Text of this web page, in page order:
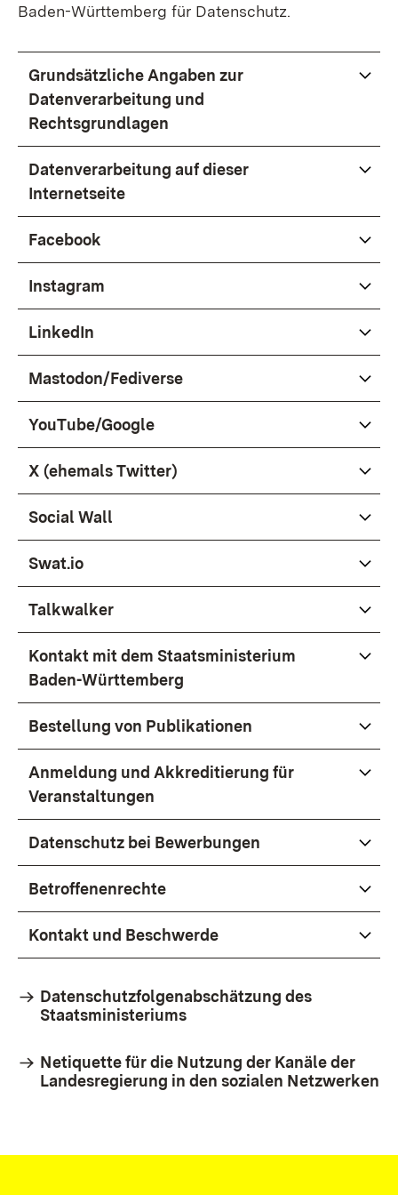
Baden-Württemberg für Datenschutz.
Grundsätzliche Angaben zur
Datenverarbeitung und
Rechtsgrundlagen
Datenverarbeitung auf dieser
Internetseite
Facebook
Instagram
LinkedIn
Mastodon/Fediverse
YouTube/Google
X (ehemals Twitter)
Social Wall
Swat.io
Talkwalker
Kontakt mit dem Staatsministerium
Baden-Württemberg
Bestellung von Publikationen
Anmeldung und Akkreditierung für
Veranstaltungen
Datenschutz bei Bewerbungen
Betroffenenrechte
Kontakt und Beschwerde
Datenschutzfolgenabschätzung des
Staatsministeriums
Netiquette für die Nutzung der Kanäle der
Landesregierung in den sozialen Netzwerken